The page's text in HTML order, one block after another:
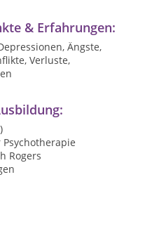
& Erfahrungen:
Ängste,
Verluste,
Rogers